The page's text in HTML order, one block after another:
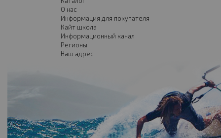
О нас
Информация для покупателя
Кайт школа
Информационный канал
Регионы
Наш адрес